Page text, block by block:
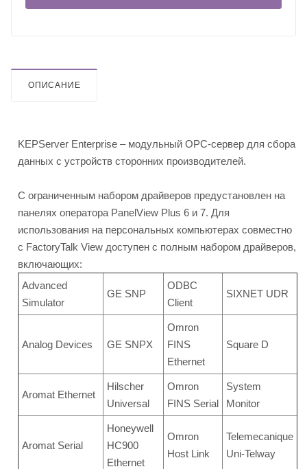
ОПИСАНИЕ
KEPServer Enterprise – модульный OPC-сервер для сбора
данных с устройств сторонних производителей.
С ограниченным набором драйверов предустановлен на
панелях оператора PanelView Plus 6 и 7. Для
использования на персональных компьютерах совместно
с FactoryTalk View доступен с полным набором драйверов,
включающих:
Advanced
Simulator
GE SNP
ODBC
Client
SIXNET UDR
Analog Devices GE SNPX
Omron
FINS
Ethernet
Square D
Aromat Ethernet
Hilscher
Universal
Omron
FINS Serial
System
Monitor
Aromat Serial
Honeywell
HC900
Ethernet
Omron
Host Link
Telemecanique
Uni-Telway